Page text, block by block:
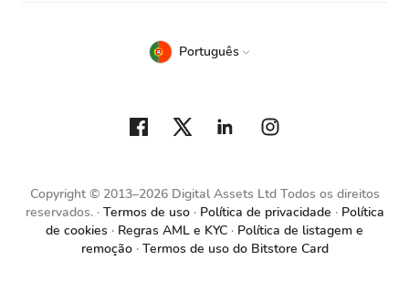
Copyright © 2013–2026 Digital Assets Ltd Todos os direitos
reservados.
Termos de uso Política de privacidade
Política
de cookies
Regras AML e KYC
Política de listagem e
remoção
Termos de uso do Bitstore Card
Português